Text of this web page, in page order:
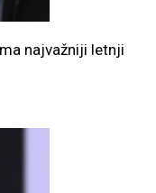
najvažniji letnji